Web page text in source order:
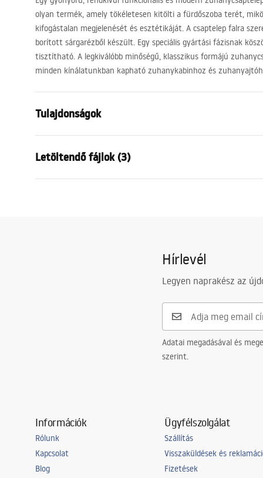
olyan termék, amely tökéletesen kitölti a fürdőszoba terét,
kifogástalan megjelenését és esztétikáját. A csaptelep falra
borított sárgarézből készült. Egy speciális gyártási fázisnak
tisztítható. A legkiválóbb minőségű, klasszikus formájú
minden kínálatunkban kapható zuhanykabinhoz és
Tulajdonságok
Felszerelés
Szín
5 Év
Letöltendő fájlok (3)
Warranty_Terms_and_Conditions_
Hírlevél
Legyen naprakész az
Adatai megadásával és
szerint.
Információk
Rólunk
Kapcsolat
Blog
Ügyfélszolgálat
Szállítás
Visszaküldések és
Fizetések